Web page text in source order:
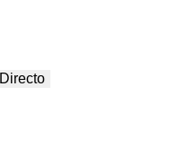
Directo